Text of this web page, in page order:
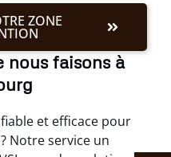
ZONE
nous faisons à
et efficace pour
Notre service un